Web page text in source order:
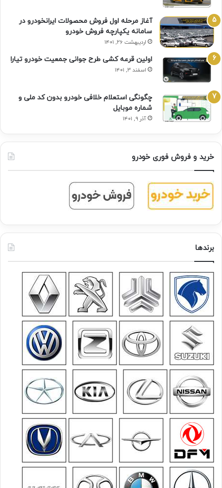
آغاز مرحله اول فروش محصولات ایرانخودرو در
سامانه یکپارچه فروش خودرو
اردیبهشت ۲۶, ۱۴۰۱
اولین قرعه‌ کشی طرح جوانی جمعیت خودرو تیارا
اسفند ۳, ۱۴۰۱
چگونگی استعلام خلافی خودرو بدون کد ملی و
شماره موبایل
آذر ۹, ۱۴۰۱
خرید و فروش فوری خودرو
برندها